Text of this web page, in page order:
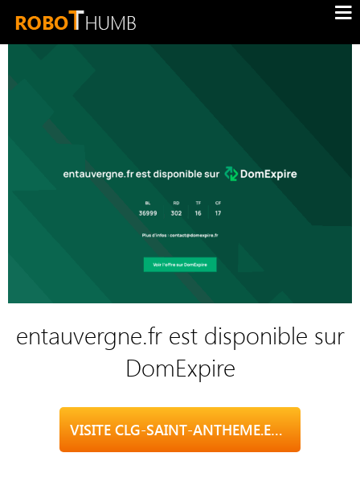
entauvergne.fr est disponible sur
DomExpire
VISITE CLG-SAINT-ANTHEME.ENTAUVERGNE.FR